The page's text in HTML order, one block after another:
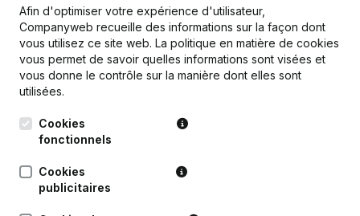
Afin d'optimiser votre expérience d'utilisateur,
Companyweb recueille des informations sur la façon dont
vous utilisez ce site web. La politique en matière de cookies
vous permet de savoir quelles informations sont visées et
vous donne le contrôle sur la manière dont elles sont
utilisées.
Cookies
fonctionnels
Cookies
publicitaires
Français
Kantorenpark Everest
Leuvensesteenweg
1800 Vilvoorde
Monitoring
Recherche internationale
Prospection